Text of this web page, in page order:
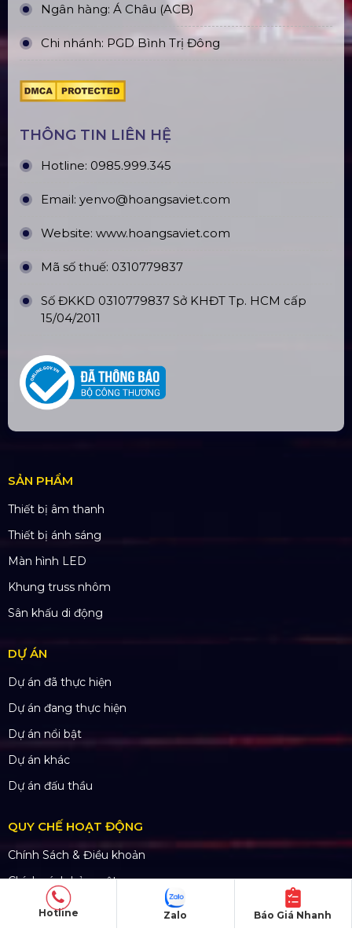
Ngân hàng: Á Châu (ACB)
Chi nhánh: PGD Bình Trị Đông
THÔNG TIN LIÊN HỆ
Hotline: 0985.999.345
Email: yenvo@hoangsaviet.com
Website: www.hoangsaviet.com
Mã số thuế: 0310779837
Số ĐKKD 0310779837 Sở KHĐT Tp. HCM cấp
15/04/2011
SẢN PHẨM
Thiết bị âm thanh
Thiết bị ánh sáng
Màn hình LED
Khung truss nhôm
Sân khấu di động
DỰ ÁN
Dự án đã thực hiện
Dự án đang thực hiện
Dự án nổi bật
Dự án khác
Dự án đấu thầu
QUY CHẾ HOẠT ĐỘNG
Chính Sách & Điều khoản
Chính sách bảo mật
Chính sách vận chuyển
Hình thức thanh toán
Hotline Báo Giá Nhanh
Zalo